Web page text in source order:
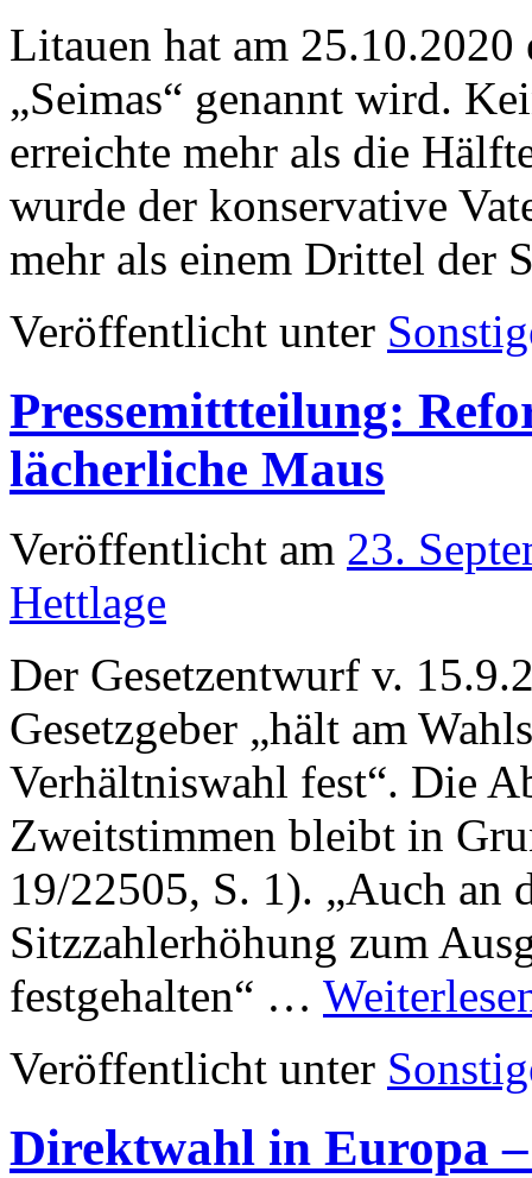
Litauen hat am 25.10.2020
„Seimas“ genannt wird.
erreichte mehr als die
wurde der konservative
mehr als einem Drittel der
Veröffentlicht unter
Pressemittteilung:
lächerliche Maus
Veröffentlicht am 23.
Hettlage
Der Gesetzentwurf v.
Gesetzgeber „hält am
Verhältniswahl fest“. Die
Zweitstimmen bleibt in
19/22505, S. 1). „Auch an
Sitzzahlerhöhung zum
festgehalten“ …
Veröffentlicht unter
Direktwahl in Europa